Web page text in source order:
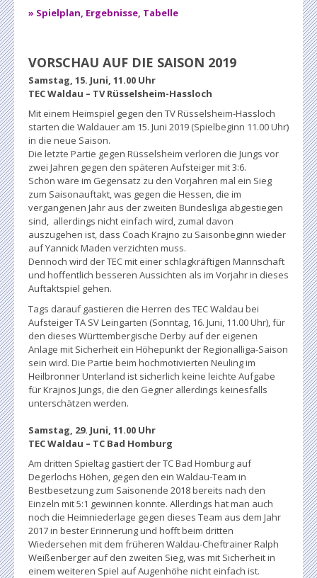
» Spielplan, Ergebnisse, Tabelle
VORSCHAU AUF DIE SAISON 2019
Samstag, 15. Juni, 11.00 Uhr
TEC Waldau – TV Rüsselsheim-Hassloch
Mit einem Heimspiel gegen den TV Rüsselsheim-Hassloch
starten die Waldauer am 15. Juni 2019 (Spielbeginn 11.00 Uhr)
in die neue Saison.
Die letzte Partie gegen Rüsselsheim verloren die Jungs vor
zwei Jahren gegen den späteren Aufsteiger mit 3:6.
Schön wäre im Gegensatz zu den Vorjahren mal ein Sieg
zum Saisonauftakt, was gegen die Hessen, die im
vergangenen Jahr aus der zweiten Bundesliga abgestiegen
sind, allerdings nicht einfach wird, zumal davon
auszugehen ist, dass Coach Krajno zu Saisonbeginn wieder
auf Yannick Maden verzichten muss.
Dennoch wird der TEC mit einer schlagkräftigen Mannschaft
und hoffentlich besseren Aussichten als im Vorjahr in dieses
Auftaktspiel gehen.
Tags darauf gastieren die Herren des TEC Waldau bei
Aufsteiger TA SV Leingarten (Sonntag, 16. Juni, 11.00 Uhr), für
den dieses Württembergische Derby auf der eigenen
Anlage mit Sicherheit ein Höhepunkt der Regionalliga-Saison
sein wird. Die Partie beim hochmotivierten Neuling im
Heilbronner Unterland ist sicherlich keine leichte Aufgabe
für Krajnos Jungs, die den Gegner allerdings keinesfalls
unterschätzen werden.
Samstag, 29. Juni, 11.00 Uhr
TEC Waldau – TC Bad Homburg
Am dritten Spieltag gastiert der TC Bad Homburg auf
Degerlochs Höhen, gegen den ein Waldau-Team in
Bestbesetzung zum Saisonende 2018 bereits nach den
Einzeln mit 5:1 gewinnen konnte. Allerdings hat man auch
noch die Heimniederlage gegen dieses Team aus dem Jahr
2017 in bester Erinnerung und hofft beim dritten
Wiedersehen mit dem früheren Waldau-Cheftrainer Ralph
Weißenberger auf den zweiten Sieg, was mit Sicherheit in
einem weiteren Spiel auf Augenhöhe nicht einfach ist.